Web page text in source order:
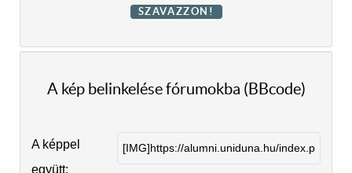
A kép belinkelése fórumokba (BBcode)
A képpel
együtt: